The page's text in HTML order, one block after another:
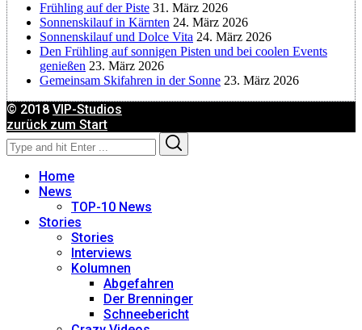
Christoph Schrahe
Constanze Buss
Dagmar Gehm
Derk Hoberg
Eliane Droemer
Elsa Honecker
Fred Fettner
Frühling auf der Piste 31. März 2026
Sonnenskilauf in Kärnten 24. März 2026
Sonnenskilauf und Dolce Vita 24. März 2026
Den Frühling auf sonnigen Pisten und bei coolen Events
genießen 23. März 2026
Gemeinsam Skifahren in der Sonne 23. März 2026
© 2018 VIP-Studios
zurück zum Start
Search
for:
Home
News
TOP-10 News
Stories
Stories
Interviews
Kolumnen
Abgefahren
Der Brenninger
Schneebericht